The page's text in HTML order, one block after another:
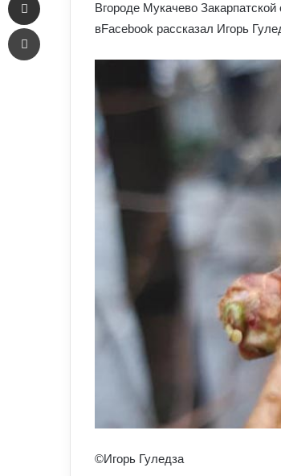
Вгороде Мукачево
вFacebook рассказал Игорь
©Игорь Гуледза